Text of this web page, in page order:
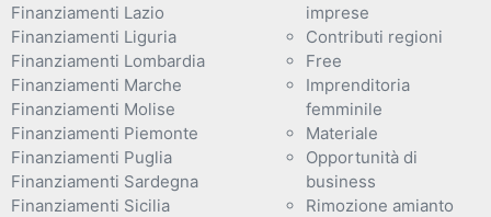
Finanziamenti Lazio
Finanziamenti Liguria
Finanziamenti Lombardia
Finanziamenti Marche
Finanziamenti Molise
Finanziamenti Piemonte
Finanziamenti Puglia
Finanziamenti Sardegna
Finanziamenti Sicilia
imprese
Contributi regioni
Free
Imprenditoria
femminile
Materiale
Opportunità di
business
Rimozione amianto